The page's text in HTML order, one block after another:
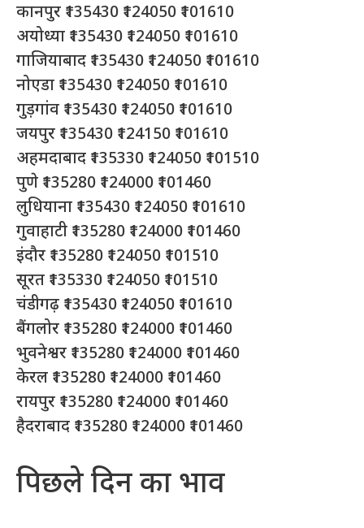
कानपुर ₹135430 ₹124050 ₹101610
अयोध्या ₹135430 ₹124050 ₹101610
गाजियाबाद ₹135430 ₹124050 ₹101610
नोएडा ₹135430 ₹124050 ₹101610
गुड़गांव ₹135430 ₹124050 ₹101610
जयपुर ₹135430 ₹124150 ₹101610
अहमदाबाद ₹135330 ₹124050 ₹101510
पुणे ₹135280 ₹124000 ₹101460
लुधियाना ₹135430 ₹124050 ₹101610
गुवाहाटी ₹135280 ₹124000 ₹101460
इंदौर ₹135280 ₹124050 ₹101510
सूरत ₹135330 ₹124050 ₹101510
चंडीगढ़ ₹135430 ₹124050 ₹101610
बैंगलोर ₹135280 ₹124000 ₹101460
भुवनेश्वर ₹135280 ₹124000 ₹101460
केरल ₹135280 ₹124000 ₹101460
रायपुर ₹135280 ₹124000 ₹101460
हैदराबाद ₹135280 ₹124000 ₹101460
पिछले दिन का भाव